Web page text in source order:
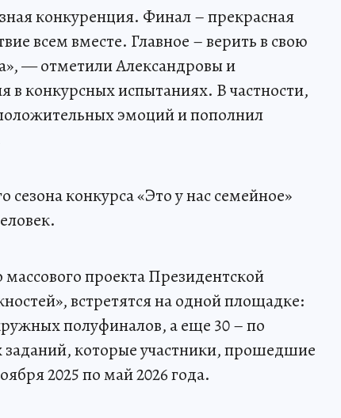
конкуренция. Финал – прекрасная
всем вместе. Главное – верить в свою
— отметили Александровы и
в конкурсных испытаниях. В частности,
эмоций и пополнил
сезона конкурса «Это у нас семейное»
проекта Президентской
встретятся на одной площадке:
полуфиналов, а еще 30 – по
которые участники, прошедшие
2025 по май 2026 года.